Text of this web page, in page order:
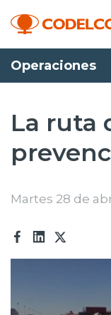
Transparencia activa
Nosotros
Inversionistas
Operaciones
La ruta
Martes 28 de